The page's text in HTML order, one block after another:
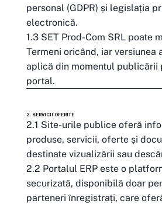
personal (GDPR) și legislația
electronică.
1.3 SET Prod-Com SRL poate
Termeni oricând, iar versiunea
aplică din momentul publicării
portal.
2. SERVICII OFERITE
2.1 Site-urile publice oferă
produse, servicii, oferte și
destinate vizualizării sau
2.2 Portalul ERP este o
securizată, disponibilă doar
parteneri înregistrați, care